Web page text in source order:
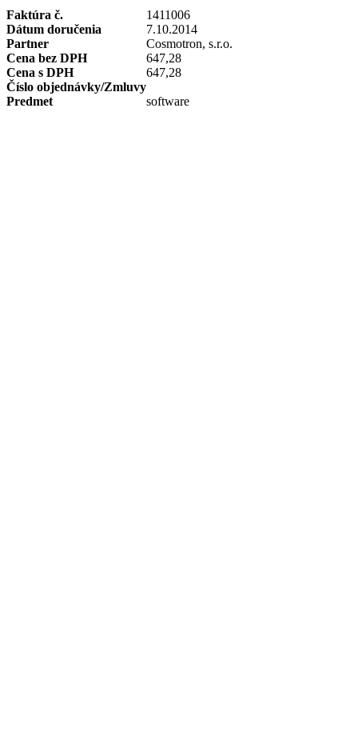
Faktúra č.
1411006
Dátum doručenia
7.10.2014
Partner
Cosmotron, s.r.o.
Cena bez DPH
647,28
Cena s DPH
647,28
Číslo objednávky/Zmluvy
Predmet
software